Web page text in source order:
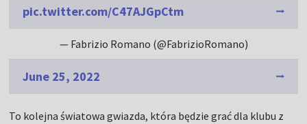
pic.twitter.com/C47AJGpCtm
— Fabrizio Romano (@FabrizioRomano)
June 25, 2022
To kolejna światowa gwiazda, która będzie grać dla klubu z